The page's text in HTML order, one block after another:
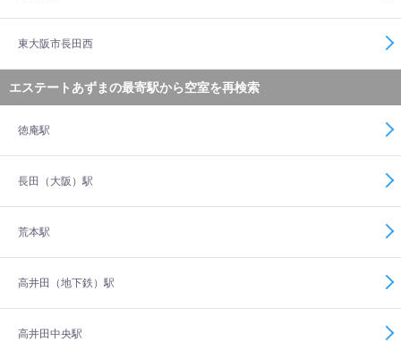
東大阪市長田西
エステートあずまの最寄駅から空室を再検索
徳庵駅
長田（大阪）駅
荒本駅
高井田（地下鉄）駅
高井田中央駅